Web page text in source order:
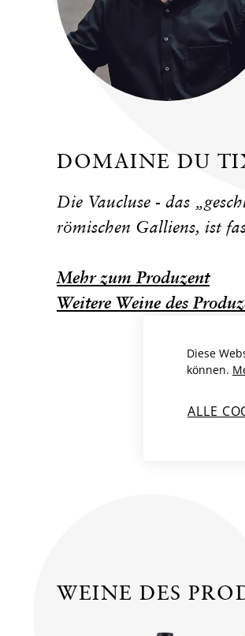
DOMAINE DU
Die Vaucluse - das
römischen Galliens, ist
Mehr zum Produzent
Weitere Weine des
WEINE DES
Diese
können.
ALLE